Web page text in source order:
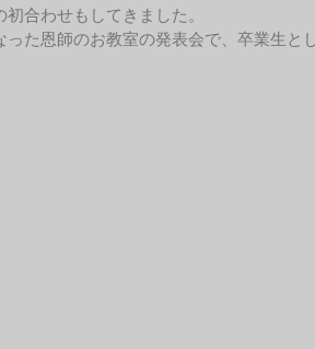
合わせもしてきました。
た恩師のお教室の発表会で、卒業生と